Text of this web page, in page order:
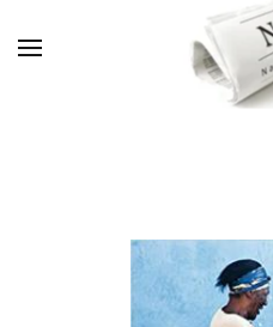
Zum Hauptinhalt springen